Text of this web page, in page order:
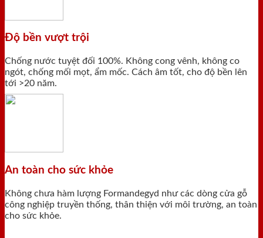
Độ bền vượt trội
Chống nước tuyệt đối 100%. Không cong vênh, không co
ngót, chống mối mọt, ẩm mốc. Cách âm tốt, cho độ bền lên
tới >20 năm.
An toàn cho sức khỏe
Không chưa hàm lượng Formandegyd như các dòng cửa gỗ
công nghiệp truyền thống, thân thiện với môi trường, an toàn
cho sức khỏe.